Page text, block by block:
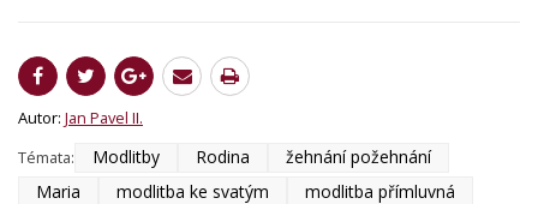
Autor: Jan Pavel II.
Témata:
Modlitby Rodina
žehnání požehnání
Maria
modlitba ke svatým
modlitba přímluvná